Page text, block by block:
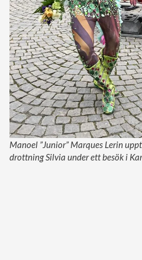
Manoel ”Junior” Marques Lerin
drottning Silvia under ett besök i